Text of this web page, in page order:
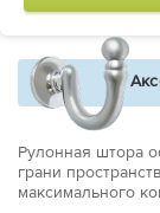
Рулонная штора
грани
максимального